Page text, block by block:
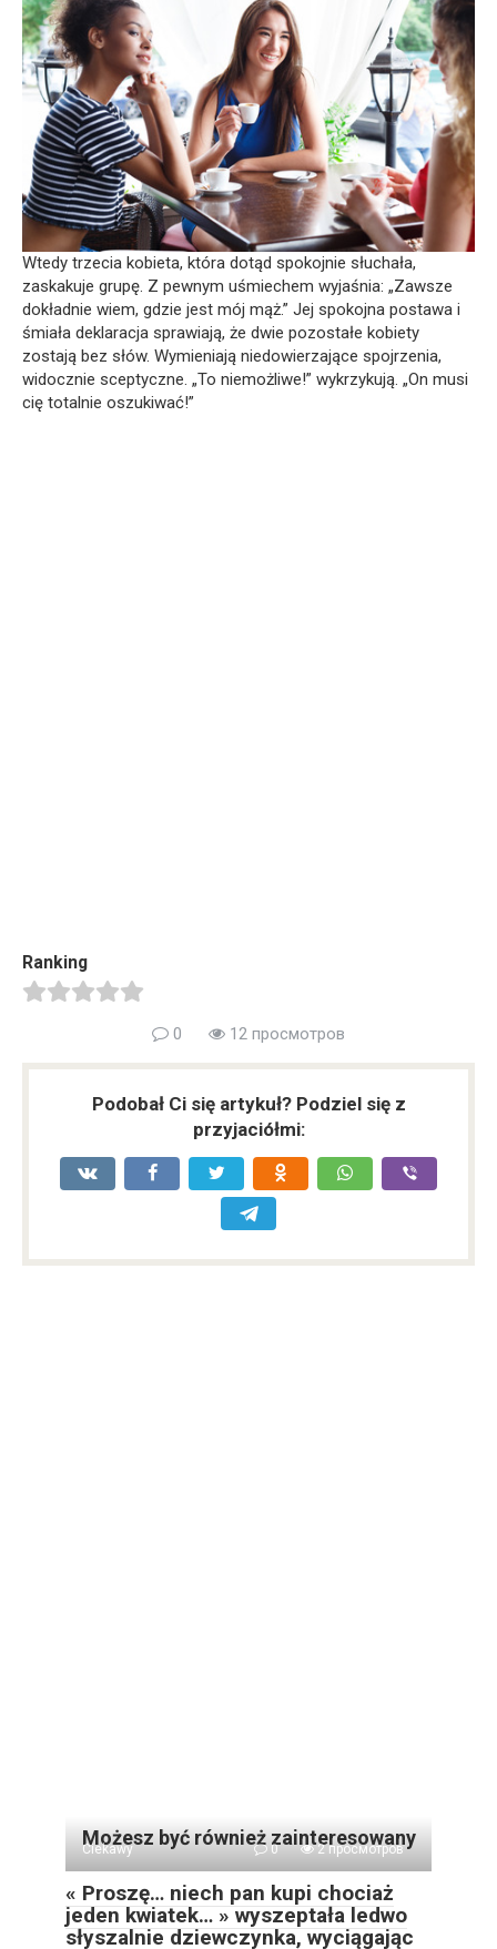
Wtedy trzecia kobieta, która dotąd spokojnie słuchała,
zaskakuje grupę. Z pewnym uśmiechem wyjaśnia: „Zawsze
dokładnie wiem, gdzie jest mój mąż.” Jej spokojna postawa i
śmiała deklaracja sprawiają, że dwie pozostałe kobiety
zostają bez słów. Wymieniają niedowierzające spojrzenia,
widocznie sceptyczne. „To niemożliwe!” wykrzykują. „On musi
cię totalnie oszukiwać!”
Ranking
0 12 просмотров
Podobał Ci się artykuł? Podziel się z
przyjaciółmi:
Możesz być również zainteresowany
Ciekawy 0 2 просмотров
« Proszę… niech pan kupi chociaż
jeden kwiatek… » wyszeptała ledwo
słyszalnie dziewczynka, wyciągając